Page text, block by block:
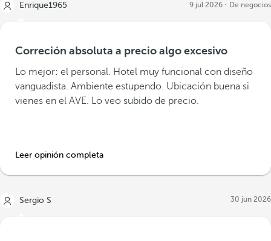
Enrique1965 9 jul 2026 De negocios
Correción absoluta a precio algo excesivo
Lo mejor: el personal. Hotel muy funcional con diseño
vanguadista. Ambiente estupendo. Ubicación buena si
vienes en el AVE. Lo veo subido de precio.
Leer opinión completa
Sergio S 30 jun 2026